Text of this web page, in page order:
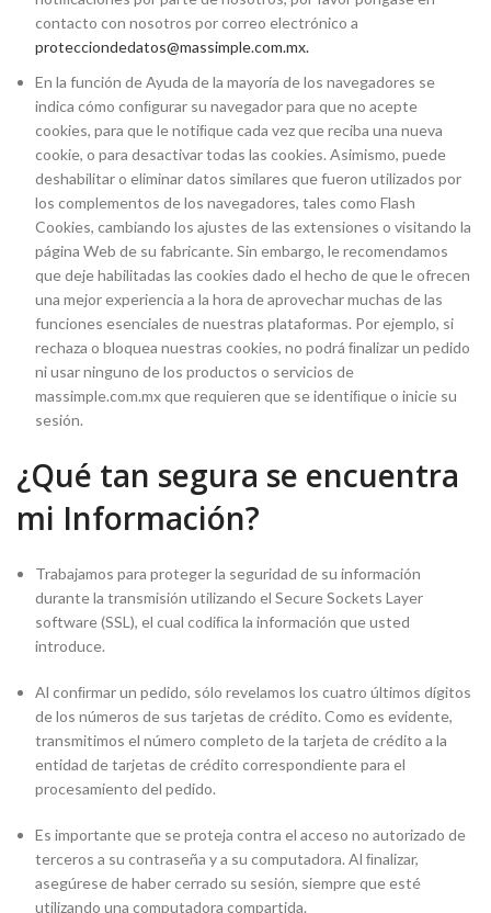
contacto con nosotros por correo electrónico a
protecciondedatos@massimple.com.mx.
En la función de Ayuda de la mayoría de los navegadores se
indica cómo conﬁgurar su navegador para que no acepte
cookies, para que le notiﬁque cada vez que reciba una nueva
cookie, o para desactivar todas las cookies. Asimismo, puede
deshabilitar o eliminar datos similares que fueron utilizados por
los complementos de los navegadores, tales como Flash
Cookies, cambiando los ajustes de las extensiones o visitando la
página Web de su fabricante. Sin embargo, le recomendamos
que deje habilitadas las cookies dado el hecho de que le ofrecen
una mejor experiencia a la hora de aprovechar muchas de las
funciones esenciales de nuestras plataformas. Por ejemplo, si
rechaza o bloquea nuestras cookies, no podrá ﬁnalizar un pedido
ni usar ninguno de los productos o servicios de
massimple.com.mx que requieren que se identiﬁque o inicie su
sesión.
¿Qué tan segura se encuentra
mi Información?
Trabajamos para proteger la seguridad de su información
durante la transmisión utilizando el Secure Sockets Layer
software (SSL), el cual codiﬁca la información que usted
introduce.
Al conﬁrmar un pedido, sólo revelamos los cuatro últimos dígitos
de los números de sus tarjetas de crédito. Como es evidente,
transmitimos el número completo de la tarjeta de crédito a la
entidad de tarjetas de crédito correspondiente para el
procesamiento del pedido.
Es importante que se proteja contra el acceso no autorizado de
terceros a su contraseña y a su computadora. Al ﬁnalizar,
asegúrese de haber cerrado su sesión, siempre que esté
utilizando una computadora compartida.